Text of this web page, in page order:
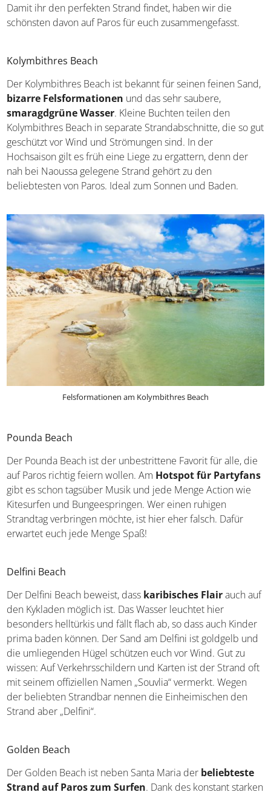
Meltemi-Wind hervorragende Bedingungen für Kitesurfer.
Damit ihr den perfekten Strand findet, haben wir die
Kolymbithres Beach
Der Kolymbithres Beach ist bekannt für seinen feinen
Sand,bizarre Felsformationenund das sehr saubere,
smaragdgrüne Wasser. Kleine Buchten teilen den
Kolymbithres Beach in separate Strandabschnitte, die so
gut geschützt vor Wind und Strömungen sind. In der
Hochsaison gilt es früh eine Liege zu ergattern, denn der
nah bei Naoussa gelegene Strand gehört zu den
Der Pounda Beach ist der unbestrittene Favorit für alle,
die auf Paros richtig feiern wollen. Am Hotspot für
Partyfansgibt es schon tagsüber Musik und jede Menge
Action wie Kitesurfen und Bungeespringen. Wer einen
ruhigen Strandtag verbringen möchte, ist hier eher falsch.
Der Delfini Beach beweist, dasskaribisches Flairauch
auf den Kykladen möglich ist. Das Wasser leuchtet hier
besonders helltürkis und fällt flach ab, so dass auch
Kinder prima baden können. Der Sand am Delfini ist
goldgelb und die umliegenden Hügel schützen euch vor
Wind. Gut zu wissen: Auf Verkehrsschildern und Karten ist
der Strand oft mit seinem offiziellen Namen „Souvlia“
vermerkt. Wegen der beliebten Strandbar nennen die
Der Golden Beach ist neben Santa Maria derbeliebteste